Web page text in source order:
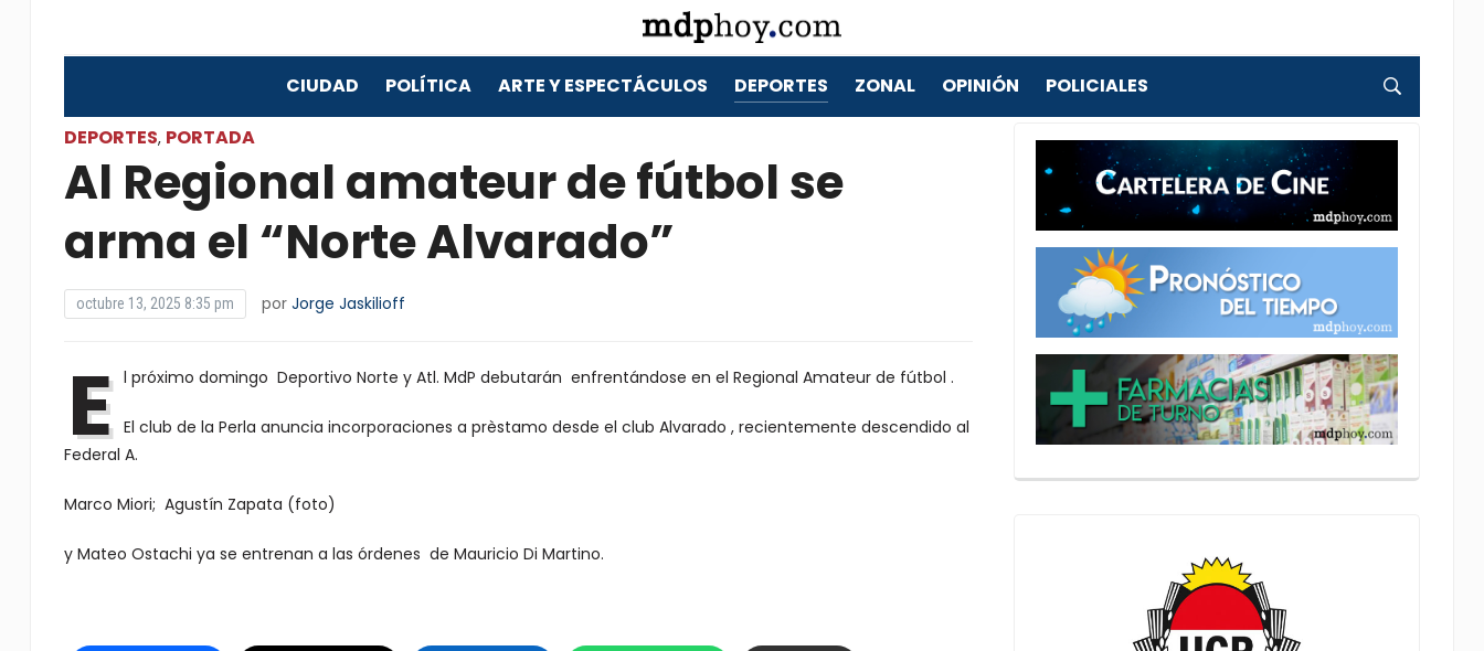
CIUDAD POLÍTICA ARTE Y ESPECTÁCULOS DEPORTES ZONAL OPINIÓN POLICIALES
DEPORTES, PORTADA
Al Regional amateur de fútbol se
arma el “Norte Alvarado”
octubre 13, 2025 8:35 pm por Jorge Jaskilioff
E l próximo domingo Deportivo Norte y Atl. MdP debutarán enfrentándose en el Regional Amateur de fútbol .
El club de la Perla anuncia incorporaciones a prèstamo desde el club Alvarado , recientemente descendido al
Federal A.
Marco Miori; Agustín Zapata (foto)
y Mateo Ostachi ya se entrenan a las órdenes de Mauricio Di Martino.